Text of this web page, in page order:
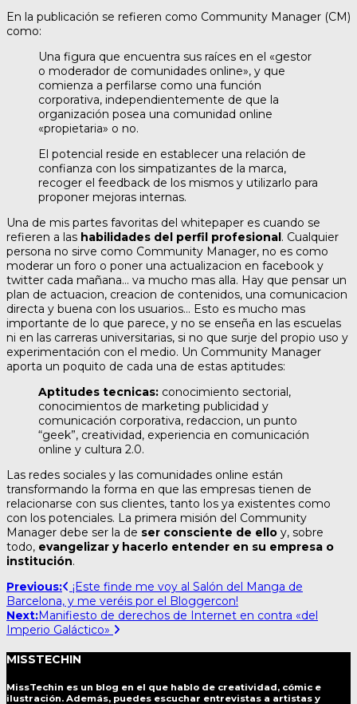
En la publicación se refieren como Community Manager (CM)
como:
Una figura que encuentra sus raíces en el «gestor
o moderador de comunidades online», y que
comienza a perfilarse como una función
corporativa, independientemente de que la
organización posea una comunidad online
«propietaria» o no.
El potencial reside en establecer una relación de
confianza con los simpatizantes de la marca,
recoger el feedback de los mismos y utilizarlo para
proponer mejoras internas.
Una de mis partes favoritas del whitepaper es cuando se
refieren a las habilidades del perfil profesional . Cualquier
persona no sirve como Community Manager, no es como
moderar un foro o poner una actualizacion en facebook y
twitter cada mañana… va mucho mas alla. Hay que pensar un
plan de actuacion, creacion de contenidos, una comunicacion
directa y buena con los usuarios… Esto es mucho mas
importante de lo que parece, y no se enseña en las escuelas
ni en las carreras universitarias, si no que surje del propio uso y
experimentación con el medio. Un Community Manager
aporta un poquito de cada una de estas aptitudes:
Aptitudes tecnicas: conocimiento sectorial,
conocimientos de marketing publicidad y
comunicación corporativa, redaccion, un punto
“geek”, creatividad, experiencia en comunicación
online y cultura 2.0.
Las redes sociales y las comunidades online están
transformando la forma en que las empresas tienen de
relacionarse con sus clientes, tanto los ya existentes como
con los potenciales. La primera misión del Community
Manager debe ser la de ser consciente de ello y, sobre
todo, evangelizar y hacerlo entender en su empresa o
institución.
Post
navigation
Previous:
¡Este finde me voy al Salón del Manga de
Barcelona, y me veréis por el Bloggercon!
Next:Manifiesto de derechos de Internet en contra «del
Imperio Galáctico»
MISSTECHIN
MissTechin es un blog en el que hablo de creatividad, cómic e
ilustración. Además, puedes escuchar entrevistas a artistas y